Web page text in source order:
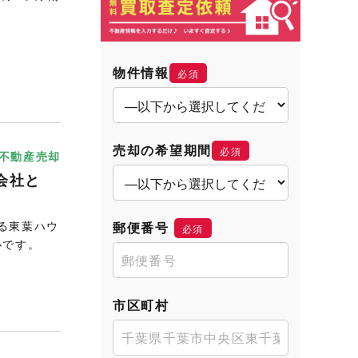
動産売却
社と
東葉ハウ
す。
物件情報 必須
売却の希望期間 必須
郵便番号 必須
市区町村